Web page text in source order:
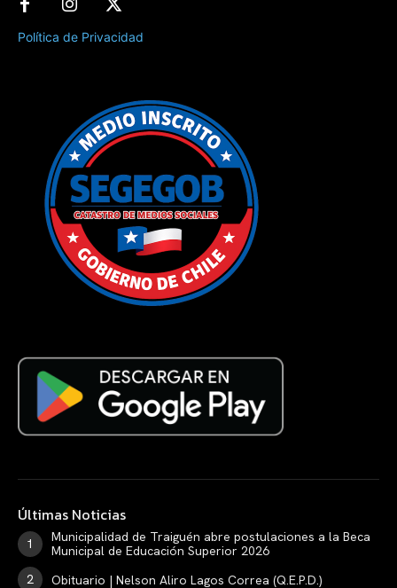
Política de Privacidad
Últimas Noticias
Municipalidad de Traiguén abre postulaciones a la Beca
Municipal de Educación Superior 2026
Obituario | Nelson Aliro Lagos Correa (Q.E.P.D.)